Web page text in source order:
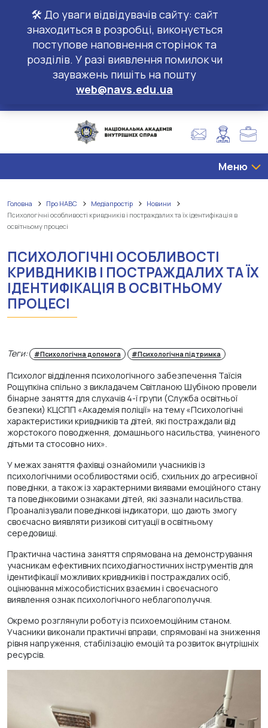
🛠️ До уваги відвідувачів сайту: сайт
знаходиться в розробці, виконується
поступове наповнення сторінок та
розділів. У разі виявлення помилок чи
зауважень пишіть на пошту
web@navs.edu.ua
Меню
Головна Про НАВС Медіапростір
Новини
Психологічні особливості кривдників і постраждалих та їх ідентифікація в
освітньому процесі
ПСИХОЛОГІЧНІ ОСОБЛИВОСТІ
КРИВДНИКІВ І ПОСТРАЖДАЛИХ ТА ЇХ
ІДЕНТИФІКАЦІЯ В ОСВІТНЬОМУ
ПРОЦЕСІ
Теги: #Психологічна допомога #Психологічна підтримка
Психолог відділення психологічного забезпечення Таїсія
Рощупкіна спільно з викладачем Світланою Шубіною провели
бінарне заняття для слухачів 4-ї групи (Служба освітньої
безпеки) КЦСПП «Академія поліції» на тему «Психологічні
характеристики кривдників та дітей, які постраждали від
жорстокого поводження, домашнього насильства, учиненого
дітьми та стосовно них».
У межах заняття фахівці ознайомили учасників із
психологічними особливостями осіб, схильних до агресивної
поведінки, а також із характерними виявами емоційного стану
та поведінковими ознаками дітей, які зазнали насильства.
Проаналізували поведінкові індикатори, що дають змогу
своєчасно виявляти ризикові ситуації в освітньому
середовищі.
Практична частина заняття спрямована на демонстрування
учасникам ефективних психодіагностичних інструментів для
ідентифікації можливих кривдників і постраждалих осіб,
оцінювання міжособистісних взаємин і своєчасного
виявлення ознак психологічного неблагополуччя.
Окремо розглянули роботу із психоемоційним станом.
Учасники виконали практичні вправи, спрямовані на зниження
рівня напруження, стабілізацію емоцій та розвиток внутрішніх
ресурсів.